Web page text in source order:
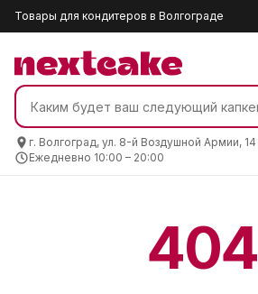
Товары для кондитеров в Волгограде
г. Волгоград, ул. 8-й Воздушной Армии, 14
Ежедневно 10:00 – 20:00
404